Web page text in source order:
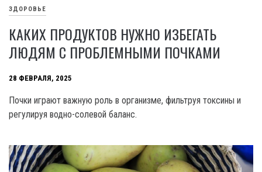
ЗДОРОВЬЕ
КАКИХ ПРОДУКТОВ НУЖНО ИЗБЕГАТЬ
ЛЮДЯМ С ПРОБЛЕМНЫМИ ПОЧКАМИ
28 ФЕВРАЛЯ, 2025
Почки играют важную роль в организме, фильтруя токсины и
регулируя водно-солевой баланс.